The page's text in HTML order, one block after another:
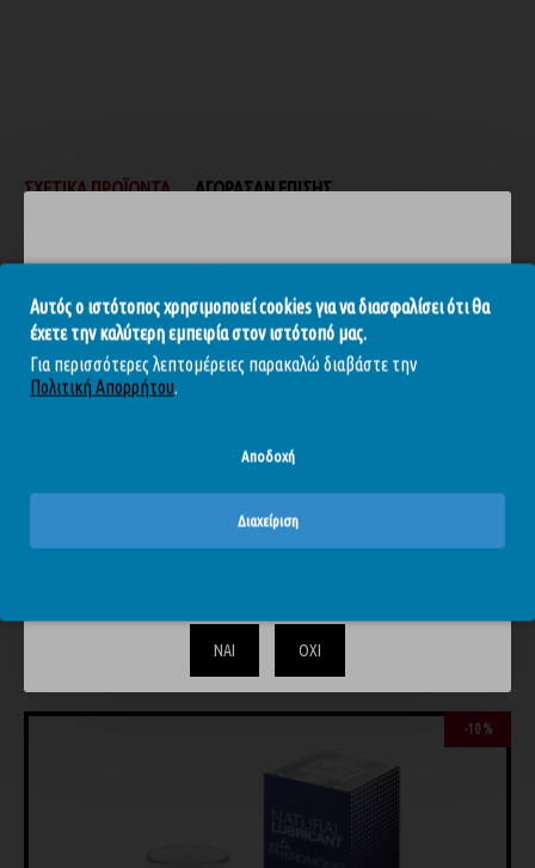
Αυτός ο ιστότοπος χρησιμοποιεί cookies για να διασφαλίσει ότι θα
έχετε την καλύτερη εμπειρία στον ιστότοπό μας.
Για περισσότερες λεπτομέρειες παρακαλώ διαβάστε την
Πολιτική Απορρήτου.
Αποδοχή
Διαχείριση
Το περιεχόμενο του απευθύνεται αυστηρά και μόνο σε
ΝΑΙ ΟΧΙ
ΣΧΕΤΙΚΆ ΠΡΟΪΌΝΤΑ ΑΓΌΡΑΣΑΝ ΕΠΊΣΗΣ
ΕΞΑΝΤΛΉΘΗΚΕ
Wicked Aqua - Λιπαντικό 250ml
ΕΞΑΝΤΛΉΘΗΚΕ
Wicked - Υβριδικό Λιπαντικό 120ml
33,21€
ΊΔΙΑ BRAND
-10 %